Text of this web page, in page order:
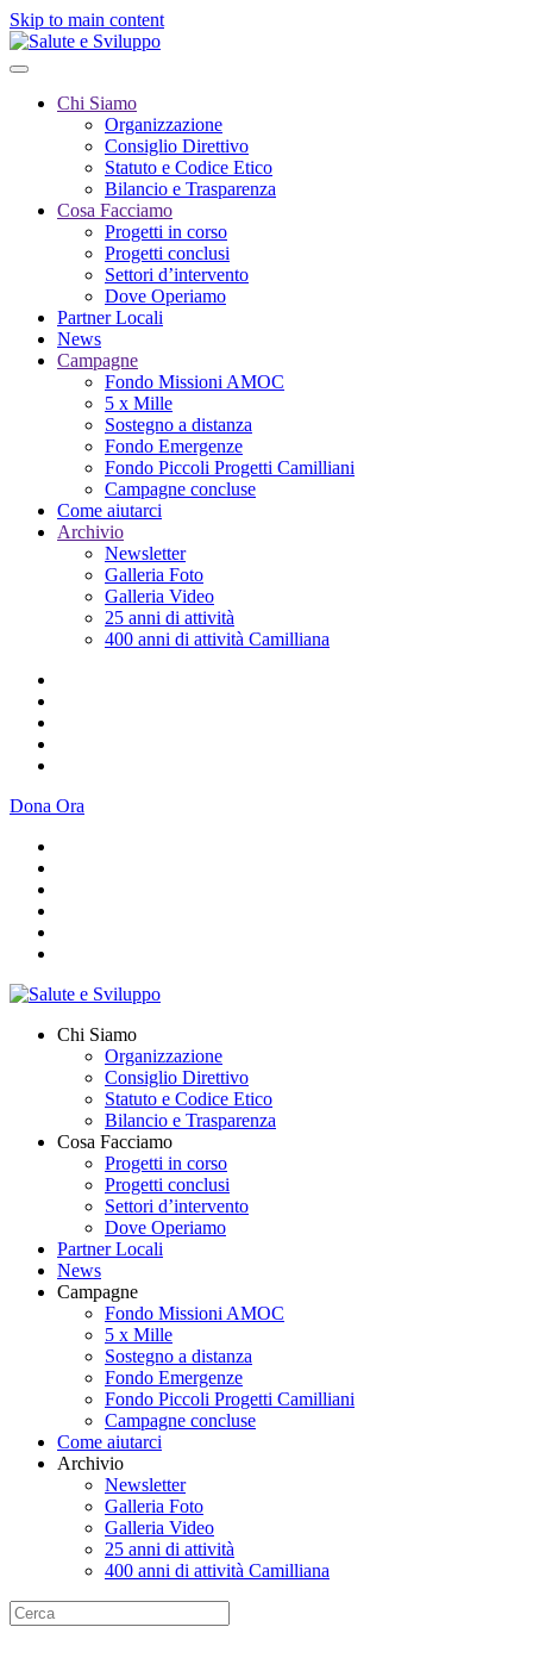
Skip to main content
Chi Siamo
Organizzazione
Consiglio Direttivo
Statuto e Codice Etico
Bilancio e Trasparenza
Cosa Facciamo
Progetti in corso
Progetti conclusi
Settori d’intervento
Dove Operiamo
Partner Locali
News
Campagne
Fondo Missioni AMOC
5 x Mille
Sostegno a distanza
Fondo Emergenze
Fondo Piccoli Progetti Camilliani
Campagne concluse
Come aiutarci
Archivio
Newsletter
Galleria Foto
Galleria Video
25 anni di attività
400 anni di attività Camilliana
Dona Ora
Chi Siamo
Organizzazione
Consiglio Direttivo
Statuto e Codice Etico
Bilancio e Trasparenza
Cosa Facciamo
Progetti in corso
Progetti conclusi
Settori d’intervento
Dove Operiamo
Partner Locali
News
Campagne
Fondo Missioni AMOC
5 x Mille
Sostegno a distanza
Fondo Emergenze
Fondo Piccoli Progetti Camilliani
Campagne concluse
Come aiutarci
Archivio
Newsletter
Galleria Foto
Galleria Video
25 anni di attività
400 anni di attività Camilliana